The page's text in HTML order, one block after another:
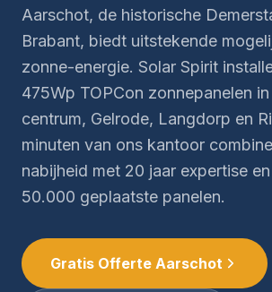
Aarschot, de historische
Brabant, biedt uitstekende
zonne-energie. Solar Spirit
475Wp TOPCon zonnepanelen
centrum, Gelrode, Langdorp en
minuten van ons kantoor
nabijheid met 20 jaar expertise
50.000 geplaatste panelen.
Gratis Offerte Aarschot